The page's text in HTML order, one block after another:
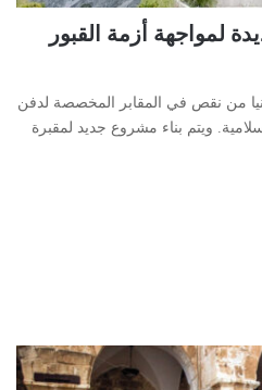
لمواجهة أزمة القبور
من نقص في المقابر المخصصة لدفن
ويتم بناء مشروع جديد لمقبرة